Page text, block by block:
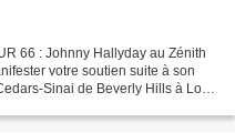
66 : Johnny Hallyday au Zénith
votre soutien suite à son
Sinai de Beverly Hills à Los